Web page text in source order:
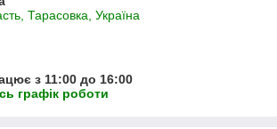
Тарасовка, Україна
з 11:00 до 16:00
графік роботи